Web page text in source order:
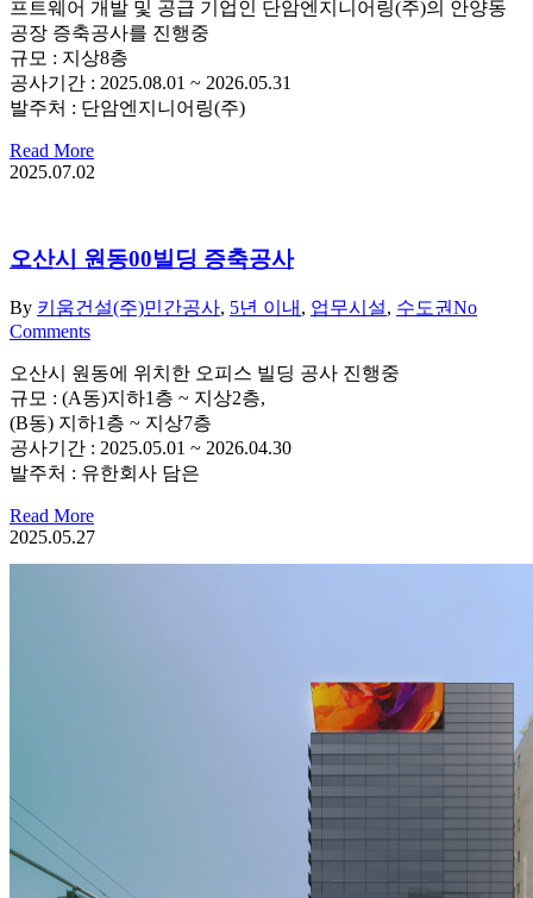
프트웨어 개발 및 공급 기업인 단암엔지니어링(주)의 안양동
공장 증축공사를 진행중
규모 : 지상8층
공사기간 : 2025.08.01 ~ 2026.05.31
발주처 : 단암엔지니어링(주)
Read More
2025.07.02
오산시 원동00빌딩 증축공사
By 키움건설(주)민간공사, 5년 이내 , 업무시설, 수도권No
Comments
오산시 원동에 위치한 오피스 빌딩 공사 진행중
규모 : (A동)지하1층 ~ 지상2층,
(B동) 지하1층 ~ 지상7층
공사기간 : 2025.05.01 ~ 2026.04.30
발주처 : 유한회사 담은
Read More
2025.05.27